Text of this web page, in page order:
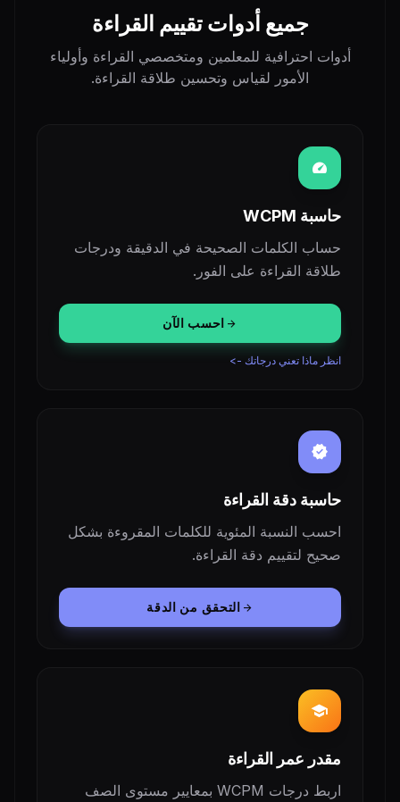
جميع أدوات تقييم القراءة
أدوات احترافية للمعلمين ومتخصصي القراءة وأولياء
الأمور لقياس وتحسين طلاقة القراءة.
speed
حاسبة WCPM
حساب الكلمات الصحيحة في الدقيقة ودرجات
طلاقة القراءة على الفور.
arrow_forward احسب الآن
انظر ماذا تعني درجاتك ->
verified
حاسبة دقة القراءة
احسب النسبة المئوية للكلمات المقروءة بشكل
صحيح لتقييم دقة القراءة.
arrow_forward التحقق من الدقة
school
مقدر عمر القراءة
اربط درجات WCPM بمعايير مستوى الصف